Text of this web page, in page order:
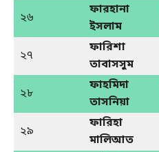
২৬
ফারহানা
ইসলাম
২৭
ফারিশা
তাবাসসুম
২৮
ফাহমিদা
তাসনিয়া
২৯
ফারিহা
মালিআত